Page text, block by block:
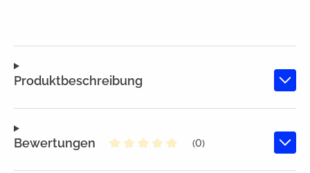
Produktbeschreibung
Bewertungen
(0)